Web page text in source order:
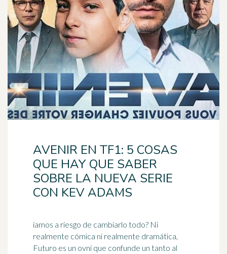
AVENIR EN TF1: 5 COSAS
QUE HAY QUE SABER
SOBRE LA NUEVA SERIE
CON KEV ADAMS
íamos a riesgo de cambiarlo todo? Ni
realmente cómica ni realmente dramática,
Futuro es un ovni que confunde un tanto al